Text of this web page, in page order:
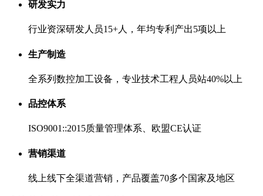
研发实力
行业资深研发人员15+人，年均专利产出5项以上
生产制造
全系列数控加工设备，专业技术工程人员站40%以上
品控体系
ISO9001::2015质量管理体系、欧盟CE认证
营销渠道
线上线下全渠道营销，产品覆盖70多个国家及地区